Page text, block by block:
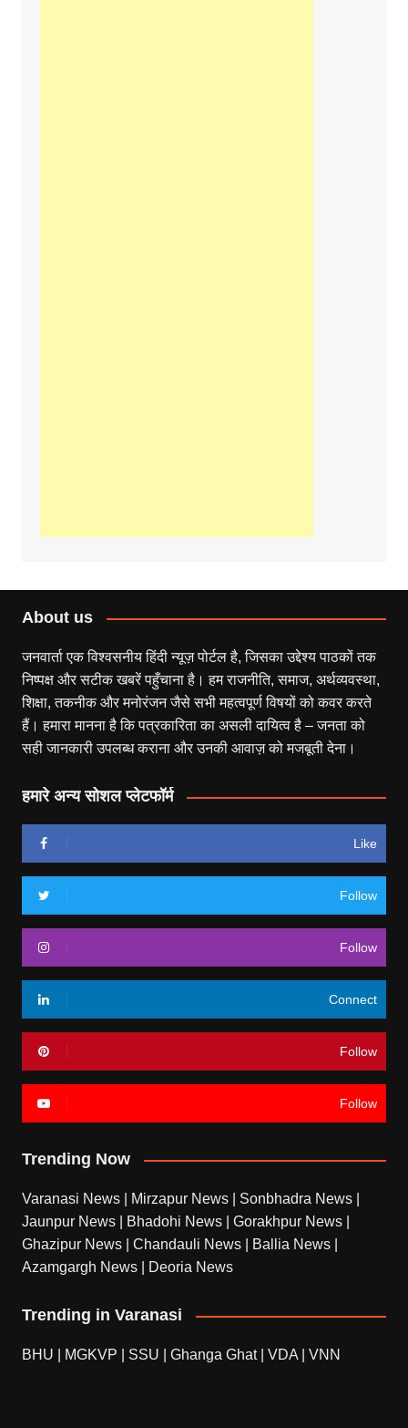
About us
जनवार्ता एक विश्वसनीय हिंदी न्यूज़ पोर्टल है, जिसका उद्देश्य पाठकों तक
निष्पक्ष और सटीक खबरें पहुँचाना है। हम राजनीति, समाज, अर्थव्यवस्था,
शिक्षा, तकनीक और मनोरंजन जैसे सभी महत्वपूर्ण विषयों को कवर करते
हैं। हमारा मानना है कि पत्रकारिता का असली दायित्व है – जनता को
सही जानकारी उपलब्ध कराना और उनकी आवाज़ को मजबूती देना।
हमारे अन्य सोशल प्लेटफॉर्म
Like
Follow
Follow
Connect
Follow
Follow
Trending Now
Varanasi News Mirzapur News Sonbhadra News
Jaunpur News
Bhadohi News Gorakhpur News
Ghazipur News
Chandauli News Ballia News
Azamgargh News
Deoria News
Trending in Varanasi
BHU MGKVP SSU Ghanga Ghat| VDA VNN